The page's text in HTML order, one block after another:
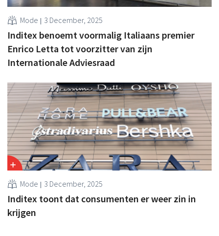
Mode 3 December, 2025
Inditex benoemt voormalig Italiaans premier
Enrico Letta tot voorzitter van zijn
Internationale Adviesraad
Mode 3 December, 2025
Inditex toont dat consumenten er weer zin in
krijgen